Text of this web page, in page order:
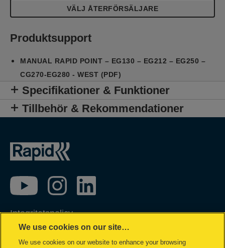
VÄLJ ÅTERFÖRSÄLJARE
Produktsupport
MANUAL RAPID POINT – EG130 – EG212 – EG250 –
CG270-EG280 - WEST (PDF)
Specifikationer & Funktioner
Tillbehör & Rekommendationer
Integritetspolicy
Garantivillkor
Cookiepolicy
We use cookies on our site…
We use cookies on our website to enhance your browsing